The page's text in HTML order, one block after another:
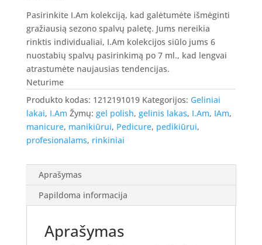
Pasirinkite I.Am kolekciją, kad galėtumėte išmėginti
gražiausią sezono spalvų paletę. Jums nereikia
rinktis individualiai, I.Am kolekcijos siūlo jums 6
nuostabių spalvų pasirinkimą po 7 ml., kad lengvai
atrastumėte naujausias tendencijas.
Neturime
Produkto kodas: 1212191019 Kategorijos: Geliniai
lakai, I.Am Žymų: gel polish, gelinis lakas, I.Am, IAm,
manicure, manikiūrui, Pedicure, pedikiūrui,
profesionalams, rinkiniai
Aprašymas
Papildoma informacija
Aprašymas